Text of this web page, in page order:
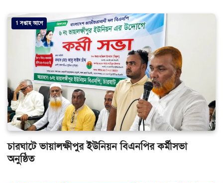
1 সপ্তাহ আগে
চারঘাটে ভায়ালক্ষীপুর ইউনিয়ন বিএনপির কর্মীসভা
অনুষ্ঠিত